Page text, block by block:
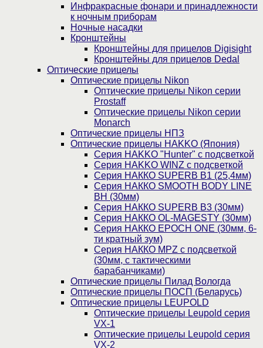
Инфракрасные фонари и принадлежности
к ночным приборам
Ночные насадки
Кронштейны
Кронштейны для прицелов Digisight
Кронштейны для прицелов Dedal
Оптические прицелы
Оптические прицелы Nikon
Оптические прицелы Nikon серии
Prostaff
Оптические прицелы Nikon серии
Monarch
Оптические прицелы НПЗ
Оптические прицелы HAKKO (Япония)
Cерия HAKKO "Hunter" с подсветкой
Серия НAKKO WINZ с подсветкой
Серия НАККО SUPERB B1 (25,4мм)
Серия НАККО SMOOTH BODY LINE
BH (30мм)
Серия НАККО SUPERB B3 (30мм)
Серия НАККО OL-MAGESTY (30мм)
Серия НАККО EPOCH ONE (30мм, 6-
ти кратный зум)
Серия НАККО MPZ с подсветкой
(30мм, c тактическими
барабанчиками)
Оптические прицелы Пилад Вологда
Оптические прицелы ПОСП (Беларусь)
Оптические прицелы LEUPOLD
Оптические прицелы Leupold серия
VX-1
Оптические прицелы Leupold серия
VX-2